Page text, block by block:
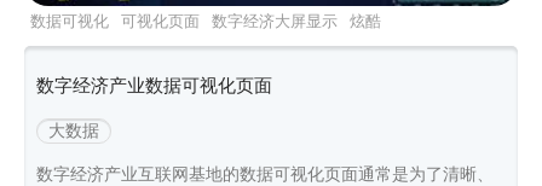
数据可视化 可视化页面 数字经济大屏显示
炫酷
投屏页面
北京地图
数字经济产业数据可视化页面
大数据
数字经济产业互联网基地的数据可视化页面通常是为了清晰、